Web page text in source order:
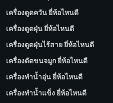
เครื่องดูดควัน ยี่ห้อไหนดี
เครื่องดูดฝุ่น ยี่ห้อไหนดี
เครื่องดูดฝุ่นไร้สาย ยี่ห้อไหนดี
เครื่องตัดขนจมูก ยี่ห้อไหนดี
เครื่องทำน้ำอุ่น ยี่ห้อไหนดี
เครื่องทำน้ำแข็ง ยี่ห้อไหนดี